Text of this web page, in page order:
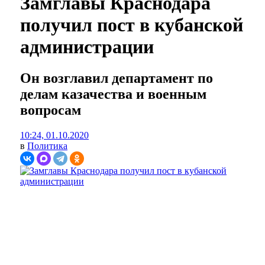
получил пост в кубанской
администрации
Он возглавил департамент по
делам казачества и военным
вопросам
10:24, 01.10.2020
в Политика